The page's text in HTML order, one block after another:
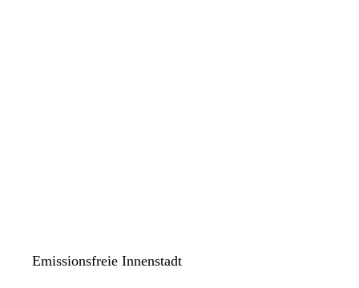
Emissionsfreie Innenstadt